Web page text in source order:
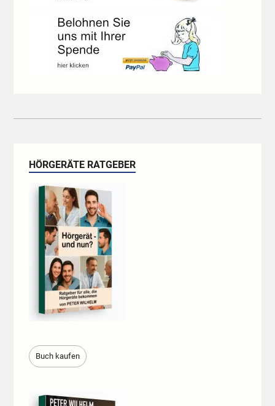
HÖRGERÄTE RATGEBER
Buch kaufen